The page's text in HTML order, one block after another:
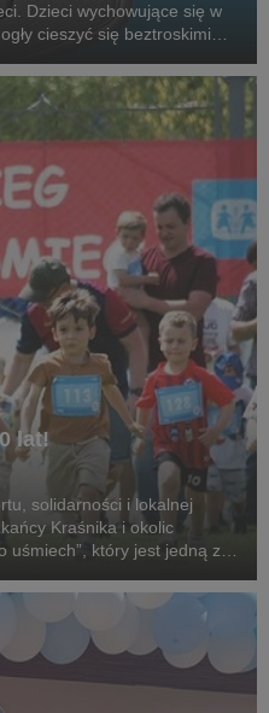
Dzieci wychowujące się w
cieszyć się beztroskimi
lat!
solidarności i lokalnej
Kraśnika i okolic
uśmiech”, który jest jedną z
przez...